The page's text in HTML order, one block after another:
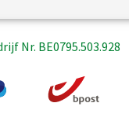
Nr. BE0795.503.928